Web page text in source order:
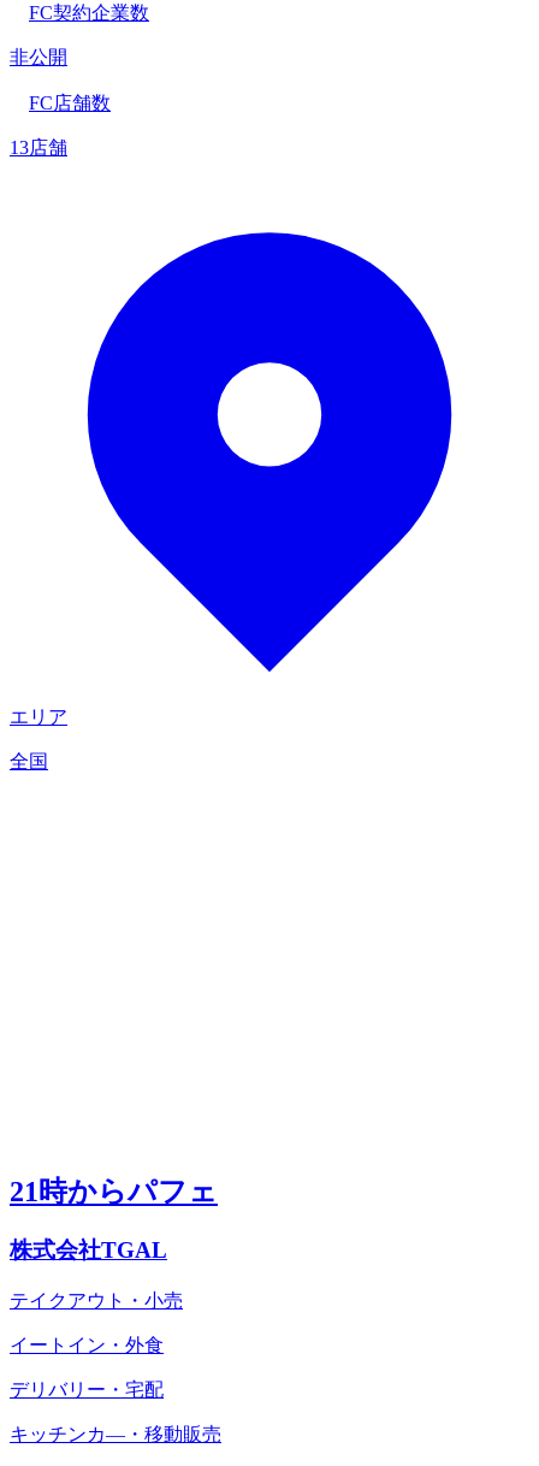
FC契約企業数
非公開
FC店舗数
13店舗
エリア
全国
21時からパフェ
株式会社TGAL
テイクアウト・小売
イートイン・外食
デリバリー・宅配
キッチンカ―・移動販売